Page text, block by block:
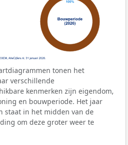
tonen het
verschillende
kenmerken zijn eigendom,
en bouwperiode. Het jaar
staat in het midden van de
om deze groter weer te